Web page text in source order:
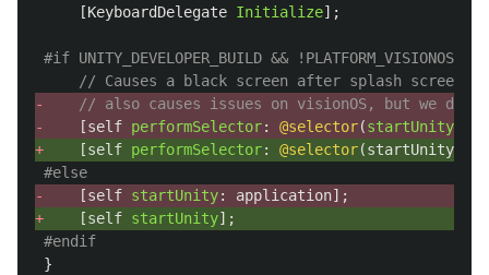
[KeyboardDelegate Initialize];
#if UNITY_DEVELOPER_BUILD && !PLATFORM_VISIONOS
// Causes a black screen after splash screen,
-
// also causes issues on visionOS, but we
-
[self performSelector: @selector(startUnity
+
[self performSelector: @selector(startUnity
#else
-
[self startUnity: application];
+
[self startUnity];
#endif
}